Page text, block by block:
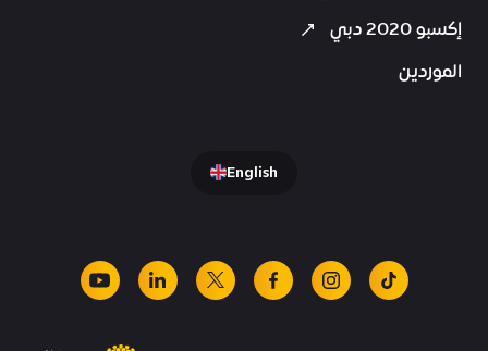
إكسبو 2020 دبي
الموردين
English
tiktok
instagram
facebook
x
linkedin
youtube